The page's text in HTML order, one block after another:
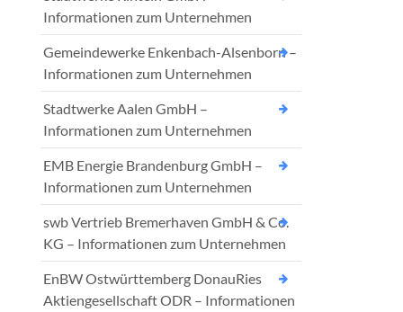
Informationen zum Unternehmen
Gemeindewerke Enkenbach-Alsenborn –
Informationen zum Unternehmen
Stadtwerke Aalen GmbH –
Informationen zum Unternehmen
EMB Energie Brandenburg GmbH –
Informationen zum Unternehmen
swb Vertrieb Bremerhaven GmbH & Co.
KG – Informationen zum Unternehmen
EnBW Ostwürttemberg DonauRies
Aktiengesellschaft ODR – Informationen